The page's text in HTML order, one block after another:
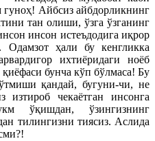
Айбсиз айбдорликнинг
тан олиши, ўзга ўзганинг
инсон истеъдодига иқрор
ҳали бу кенгликка
ихтиёридаги ноёб
бунча кўп бўлмаса! Бу
қандай, бугуни-чи, не
изтироб чекаётган инсонга
ўқишдан, ўзингизнинг
тилингизни тиясиз. Аслида